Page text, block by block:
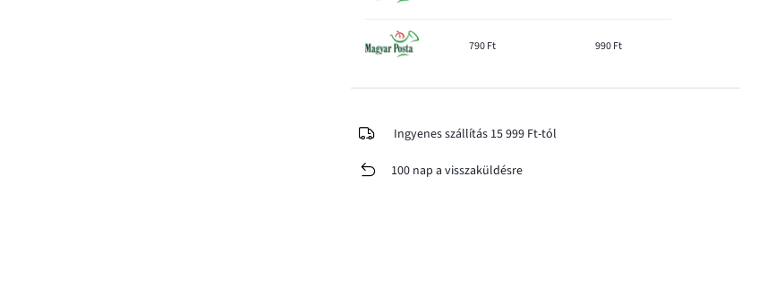
790 Ft 990 Ft
Ingyenes szállítás 15 999 Ft-tól
100 nap a visszaküldésre